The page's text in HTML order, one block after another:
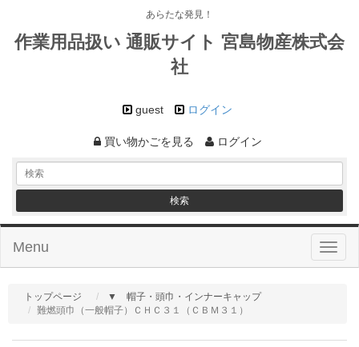
あらたな発見！
作業用品扱い 通販サイト 宮島物産株式会
社
guest ログイン
買い物かごを見る ログイン
Menu
トップページ
▼ 帽子・頭巾・インナーキャップ
難燃頭巾（一般帽子）ＣＨＣ３１（ＣＢＭ３１）